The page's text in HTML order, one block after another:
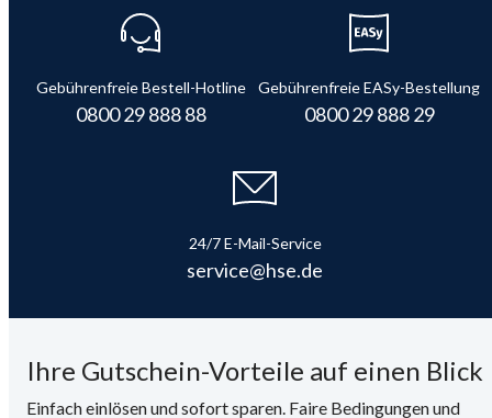
Gebührenfreie Bestell-Hotline
0800 29 888 88
Gebührenfreie EASy-Bestellung
0800 29 888 29
24/7 E-Mail-Service
service@hse.de
Ihre Gutschein-Vorteile auf einen Blick
Einfach einlösen und sofort sparen. Faire Bedingungen und